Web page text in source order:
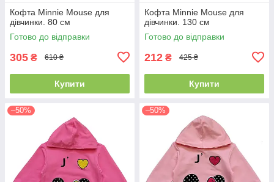
Кофта Minnie Mouse для
дівчинки. 80 см
Готово до відправки
305 ₴ 610 ₴
Купити
Кофта Minnie Mouse для
дівчинки. 130 см
Готово до відправки
212 ₴ 425 ₴
Купити
–50% –50%